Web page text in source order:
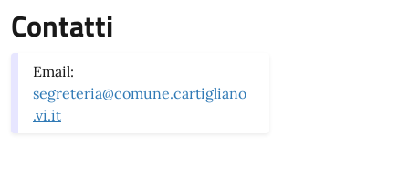
Contatti
Email:
segreteria@comune.cartigliano
.vi.it